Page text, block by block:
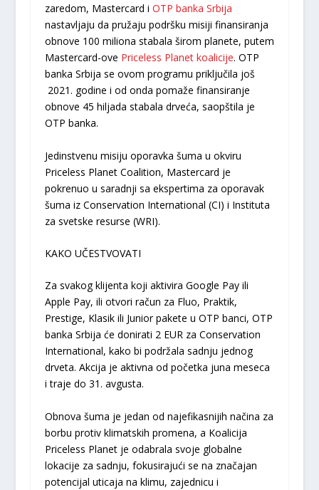
zaredom, Mastercard i OTP banka Srbija
nastavljaju da pružaju podršku misiji finansiranja
obnove 100 miliona stabala širom planete, putem
Mastercard-ove Priceless Planet koalicije. OTP
banka Srbija se ovom programu priključila još
2021. godine i od onda pomaže finansiranje
obnove 45 hiljada stabala drveća, saopštila je
OTP banka.
Jedinstvenu misiju oporavka šuma u okviru
Priceless Planet Coalition, Mastercard je
pokrenuo u saradnji sa ekspertima za oporavak
šuma iz Conservation International (CI) i Instituta
za svetske resurse (WRI).
KAKO UČESTVOVATI
Za svakog klijenta koji aktivira Google Pay ili
Apple Pay, ili otvori račun za Fluo, Praktik,
Prestige, Klasik ili Junior pakete u OTP banci, OTP
banka Srbija će donirati 2 EUR za Conservation
International, kako bi podržala sadnju jednog
drveta. Akcija je aktivna od početka juna meseca
i traje do 31. avgusta.
Obnova šuma je jedan od najefikasnijih načina za
borbu protiv klimatskih promena, a Koalicija
Priceless Planet je odabrala svoje globalne
lokacije za sadnju, fokusirajući se na značajan
potencijal uticaja na klimu, zajednicu i